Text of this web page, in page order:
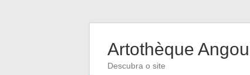
Artothèque
Descubra o site